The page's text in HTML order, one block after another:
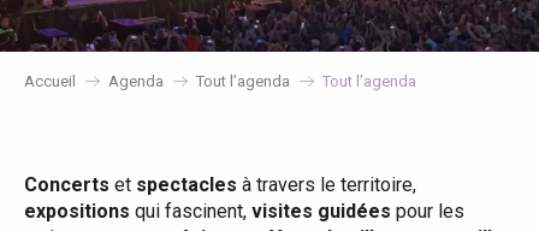
Accueil Agenda Tout l’agenda Tout l’agenda
Concerts et spectacles à travers le territoire,
expositions qui fascinent, visites guidées pour les